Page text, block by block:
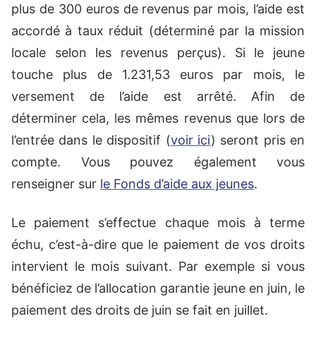
plus de 300 euros de revenus par mois, l’aide est
accordé à taux réduit (déterminé par la mission
locale selon les revenus perçus). Si le jeune
touche plus de 1.231,53euros par mois, le
versement de l’aide est arrêté. Afin de
déterminer cela, les mêmes revenus que lors de
l’entrée dans le dispositif (voir ici) seront pris en
compte. Vous pouvez également vous
renseigner sur le Fonds d’aide aux jeunes.
Le paiement s’effectue chaque mois à terme
échu, c’est-à-dire que le paiement de vos droits
intervient le mois suivant. Par exemple si vous
bénéficiez de l’allocation garantie jeune en juin, le
paiement des droits de juin se fait en juillet.